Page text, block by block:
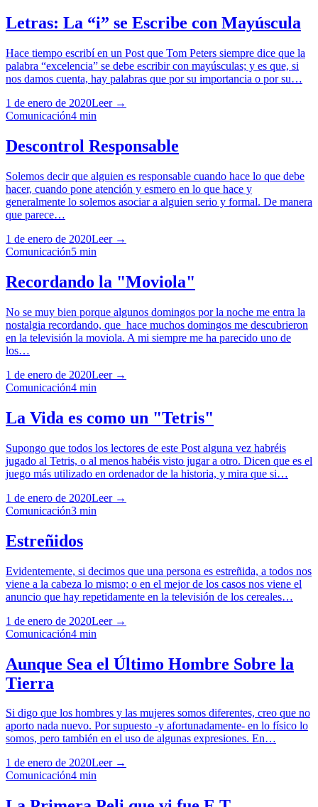
Letras: La “i” se Escribe con Mayúscula
Hace tiempo escribí en un Post que Tom Peters siempre dice que la
palabra “excelencia” se debe escribir con mayúsculas; y es que, si
nos damos cuenta, hay palabras que por su importancia o por su…
1 de enero de 2020Leer →
Comunicación4 min
Descontrol Responsable
Solemos decir que alguien es responsable cuando hace lo que debe
hacer, cuando pone atención y esmero en lo que hace y
generalmente lo solemos asociar a alguien serio y formal. De manera
que parece…
1 de enero de 2020Leer →
Comunicación5 min
Recordando la "Moviola"
No se muy bien porque algunos domingos por la noche me entra la
nostalgia recordando, que hace muchos domingos me descubrieron
en la televisión la moviola. A mi siempre me ha parecido uno de
los…
1 de enero de 2020Leer →
Comunicación4 min
La Vida es como un "Tetris"
Supongo que todos los lectores de este Post alguna vez habréis
jugado al Tetris, o al menos habéis visto jugar a otro. Dicen que es el
juego más utilizado en ordenador de la historia, y mira que si…
1 de enero de 2020Leer →
Comunicación3 min
Estreñidos
Evidentemente, si decimos que una persona es estreñida, a todos nos
viene a la cabeza lo mismo; o en el mejor de los casos nos viene el
anuncio que hay repetidamente en la televisión de los cereales…
1 de enero de 2020Leer →
Comunicación4 min
Aunque Sea el Último Hombre Sobre la
Tierra
Si digo que los hombres y las mujeres somos diferentes, creo que no
aporto nada nuevo. Por supuesto -y afortunadamente- en lo físico lo
somos, pero también en el uso de algunas expresiones. En…
1 de enero de 2020Leer →
Comunicación4 min